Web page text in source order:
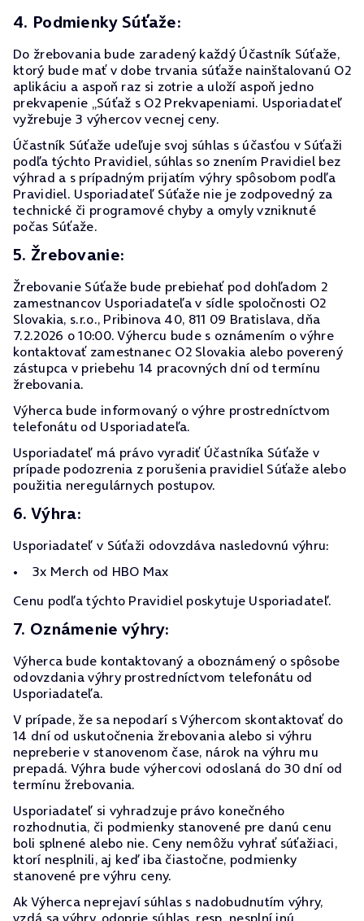
4. Podmienky Súťaže:
Do žrebovania bude zaradený každý Účastník Súťaže,
ktorý bude mať v dobe trvania súťaže nainštalovanú O2
aplikáciu a aspoň raz si zotrie a uloží aspoň jedno
prekvapenie „Súťaž s O2 Prekvapeniami. Usporiadateľ
vyžrebuje 3 výhercov vecnej ceny.
Účastník Súťaže udeľuje svoj súhlas s účasťou v Súťaži
podľa týchto Pravidiel, súhlas so znením Pravidiel bez
výhrad a s prípadným prijatím výhry spôsobom podľa
Pravidiel. Usporiadateľ Súťaže nie je zodpovedný za
technické či programové chyby a omyly vzniknuté
počas Súťaže.
5. Žrebovanie:
Žrebovanie Súťaže bude prebiehať pod dohľadom 2
zamestnancov Usporiadateľa v sídle spoločnosti O2
Slovakia, s.r.o., Pribinova 40, 811 09 Bratislava, dňa
7.2.2026 o 10:00. Výhercu bude s oznámením o výhre
kontaktovať zamestnanec O2 Slovakia alebo poverený
zástupca v priebehu 14 pracovných dní od termínu
žrebovania.
Výherca bude informovaný o výhre prostredníctvom
telefonátu od Usporiadateľa.
Usporiadateľ má právo vyradiť Účastníka Súťaže v
prípade podozrenia z porušenia pravidiel Súťaže alebo
použitia neregulárnych postupov.
6. Výhra:
Usporiadateľ v Súťaži odovzdáva nasledovnú výhru:
3x Merch od HBO Max
Cenu podľa týchto Pravidiel poskytuje Usporiadateľ.
7. Oznámenie výhry:
Výherca bude kontaktovaný a oboznámený o spôsobe
odovzdania výhry prostredníctvom telefonátu od
Usporiadateľa.
V prípade, že sa nepodarí s Výhercom skontaktovať do
14 dní od uskutočnenia žrebovania alebo si výhru
nepreberie v stanovenom čase, nárok na výhru mu
prepadá. Výhra bude výhercovi odoslaná do 30 dní od
termínu žrebovania.
Usporiadateľ si vyhradzuje právo konečného
rozhodnutia, či podmienky stanovené pre danú cenu
boli splnené alebo nie. Ceny nemôžu vyhrať súťažiaci,
ktorí nesplnili, aj keď iba čiastočne, podmienky
stanovené pre výhru ceny.
Ak Výherca neprejaví súhlas s nadobudnutím výhry,